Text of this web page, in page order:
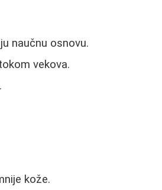
naučnu osnovu.
vekova.
kože.